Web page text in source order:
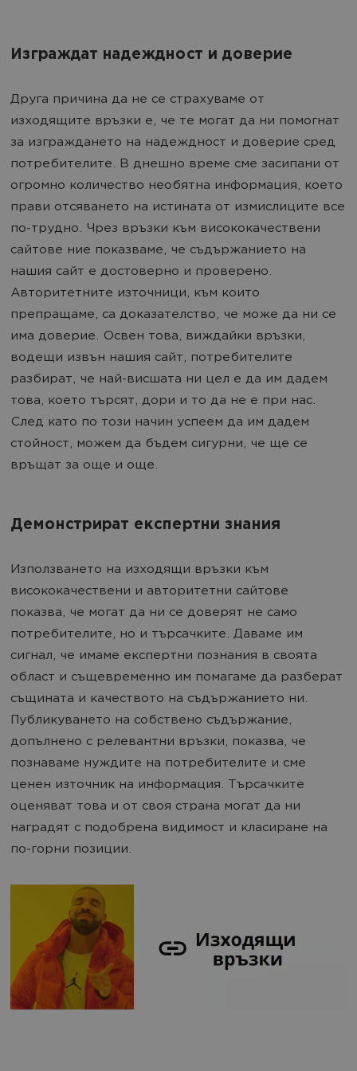
Изграждат надеждност и доверие
Друга причина да не се страхуваме от
изходящите връзки е, че те могат да ни помогнат
за изграждането на надеждност и доверие сред
потребителите. В днешно време сме засипани от
огромно количество необятна информация, което
прави отсяването на истината от измислиците все
по-трудно. Чрез връзки към висококачествени
сайтове ние показваме, че съдържанието на
нашия сайт е достоверно и проверено.
Авторитетните източници, към които
препращаме, са доказателство, че може да ни се
има доверие. Освен това, виждайки връзки,
водещи извън нашия сайт, потребителите
разбират, че най-висшата ни цел е да им дадем
това, което търсят, дори и то да не е при нас.
След като по този начин успеем да им дадем
стойност, можем да бъдем сигурни, че ще се
връщат за още и още.
Демонстрират експертни знания
Използването на изходящи връзки към
висококачествени и авторитетни сайтове
показва, че могат да ни се доверят не само
потребителите, но и търсачките. Даваме им
сигнал, че имаме експертни познания в своята
област и същевременно им помагаме да разберат
същината и качеството на съдържанието ни.
Публикуването на собствено съдържание,
допълнено с релевантни връзки, показва, че
познаваме нуждите на потребителите и сме
ценен източник на информация. Търсачките
оценяват това и от своя страна могат да ни
наградят с подобрена видимост и класиране на
по-горни позиции.